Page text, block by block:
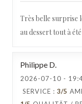
Très belle surprise
au dessert tout à
Philippe D
2026-07-10 -
SERVICE : 3/5